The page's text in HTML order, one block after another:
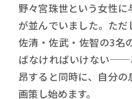
野々宮珠世という女性
が並んでいました。た
佐清・佐武・佐智の3名
ばなければいけない──
昂すると同時に、自分の
画策し始めます。